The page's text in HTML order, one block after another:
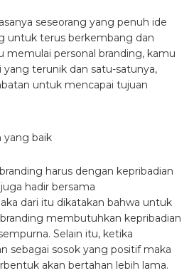
seseorang yang penuh ide
untuk terus berkembang dan
memulai personal branding, kamu
terunik dan satu-satunya,
untuk mencapai tujuan
yang baik
harus dengan kepribadian
hadir bersama
dari itu dikatakan bahwa untuk
membutuhkan kepribadian
Selain itu, ketika
sebagai sosok yang positif maka
akan bertahan lebih lama.